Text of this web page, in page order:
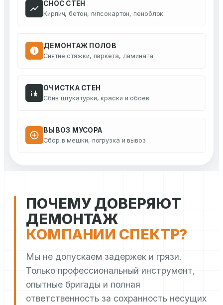
СНОС СТЕН
Кирпич, бетон, гипсокартон, пеноблок
ДЕМОНТАЖ ПОЛОВ
Снятие стяжки, паркета, ламината
ОЧИСТКА СТЕН
Сбив штукатурки, краски и обоев
ВЫВОЗ МУСОРА
Сбор в мешки, погрузка и вывоз
ПОЧЕМУ ДОВЕРЯЮТ
ДЕМОНТАЖ
КОМПАНИИ СПЕКТР?
Мы не допускаем задержек и грязи.
Только профессиональный инструмент,
опытные бригады и полная
ответственность за сохранность несущих